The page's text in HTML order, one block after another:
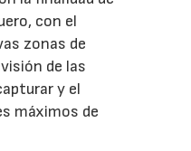
con el
zonas de
de las
y el
máximos de